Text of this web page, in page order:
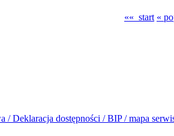
«« start «
/Deklaracja dostępności /BIP /mapa